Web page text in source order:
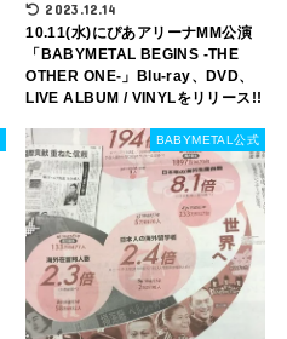
2023.12.14
10.11(水)にぴあアリーナMM公演
「BABYMETAL BEGINS -THE
OTHER ONE-」Blu-ray、DVD、
LIVE ALBUM / VINYLをリリース!!
BABYMETAL公式